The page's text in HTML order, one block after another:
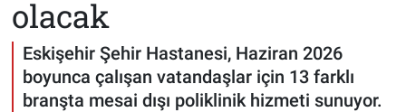
olacak
Eskişehir Şehir Hastanesi, Haziran 2026
boyunca çalışan vatandaşlar için 13 farklı
branşta mesai dışı poliklinik hizmeti sunuyor.
KADIN
TEKNOLOJİ
Tüm Manşetler
Son Dakika Haberleri